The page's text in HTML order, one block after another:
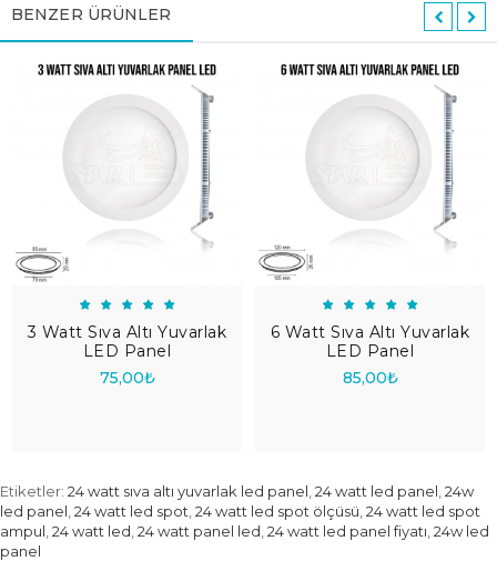
BENZER ÜRÜNLER
3 Watt Sıva Altı Yuvarlak
LED Panel
75,00₺
6 Watt Sıva Altı Yuvarlak
LED Panel
85,00₺
Etiketler: 24 watt sıva altı yuvarlak led panel 24 watt led panel 24w
led panel 24 watt led spot 24 watt led spot ölçüsü 24 watt led spot
ampul 24 watt led 24 watt panel led 24 watt led panel fiyatı 24w led
panel